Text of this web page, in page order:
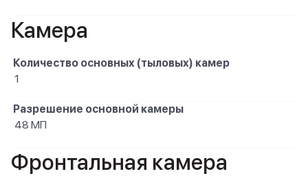
Камера
Количество основных (тыловых) камер
1
Разрешение основной камеры
48 МП
Фронтальная камера